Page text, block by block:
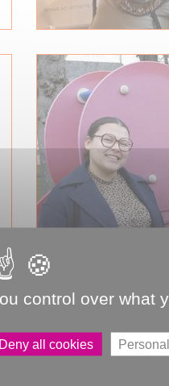
control over what
Deny all cookies